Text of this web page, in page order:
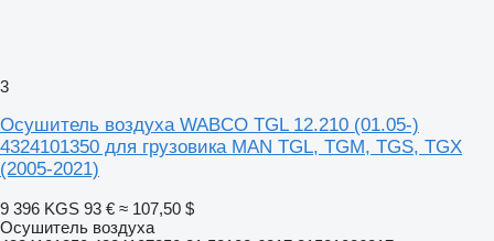
3
Осушитель воздуха WABCO TGL 12.210 (01.05-)
4324101350 для грузовика MAN TGL, TGM, TGS, TGX
(2005-2021)
9 396 KGS 93 € ≈ 107,50 $
Осушитель воздуха